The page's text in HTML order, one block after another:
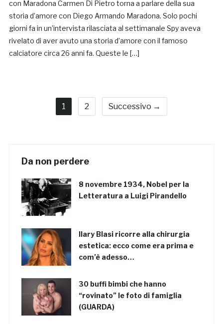
con Maradona Carmen Di Pietro torna a parlare della sua
storia d’amore con Diego Armando Maradona. Solo pochi
giorni fa in un’intervista rilasciata al settimanale Spy aveva
rivelato di aver avuto una storia d’amore con il famoso
calciatore circa 26 anni fa. Queste le […]
1 2 Successivo →
Da non perdere
8 novembre 1934, Nobel per la
Letteratura a Luigi Pirandello
Ilary Blasi ricorre alla chirurgia
estetica: ecco come era prima e
com’è adesso…
30 buffi bimbi che hanno
“rovinato” le foto di famiglia
(GUARDA)